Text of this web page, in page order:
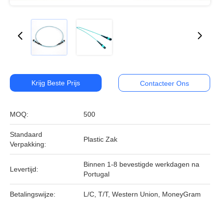
MOQ: 500
Standaard
Verpakking:
Plastic Zak
Levertijd:
Binnen 1-8 bevestigde werkdagen na
Portugal
Betalingswijze: L/C, T/T, Western Union, MoneyGram
Krijg Beste Prijs Contacteer Ons